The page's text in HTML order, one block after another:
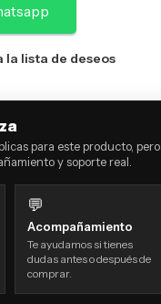
la lista de deseos
para este producto, pero
y soporte real.
💬
Acompañamiento
Te ayudamos si tienes
dudas antes o después de
comprar.